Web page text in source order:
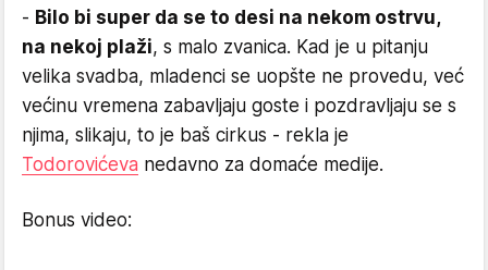
- Bilo bi super da se to desi na nekom ostrvu,
na nekoj plaži, s malo zvanica. Kad je u pitanju
velika svadba, mladenci se uopšte ne provedu, već
većinu vremena zabavljaju goste i pozdravljaju se s
njima, slikaju, to je baš cirkus - rekla je
Todorovićeva nedavno za domaće medije.
Bonus video: